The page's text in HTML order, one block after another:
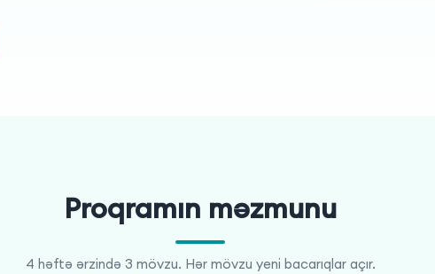
Proqramın məzmunu
4 həftə ərzində 3 mövzu. Hər mövzu yeni bacarıqlar açır.